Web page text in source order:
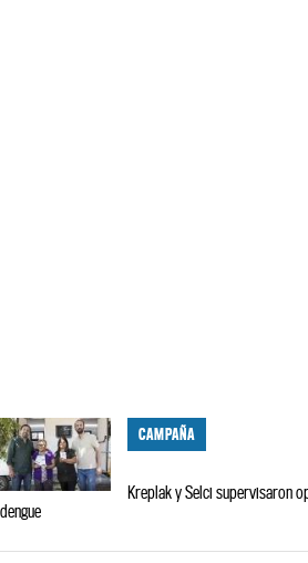
CAMPAÑA
Kreplak y Selci supervisaron
dengue